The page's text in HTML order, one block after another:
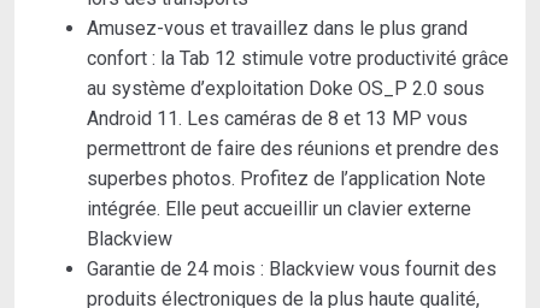
Amusez-vous et travaillez dans le plus grand
confort : la Tab 12 stimule votre productivité grâce
au système d’exploitation Doke OS_P 2.0 sous
Android 11. Les caméras de 8 et 13 MP vous
permettront de faire des réunions et prendre des
superbes photos. Profitez de l’application Note
intégrée. Elle peut accueillir un clavier externe
Blackview
Garantie de 24 mois : Blackview vous fournit des
produits électroniques de la plus haute qualité,